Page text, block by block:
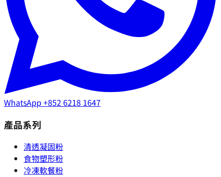
WhatsApp +852 6218 1647
產品系列
清透凝固粉
食物塑形粉
冷凍軟餐粉